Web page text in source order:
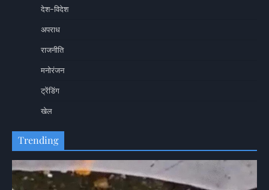
देश-विदेश
अपराध
राजनीति
मनोरंजन
ट्रेंडिंग
खेल
Trending